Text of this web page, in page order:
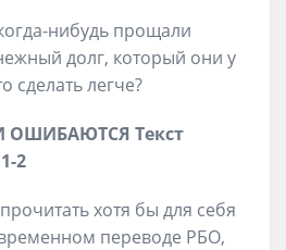
нибудь прощали
долг, который они у
сделать легче?
ОШИБАЮТСЯ Текст
2
хотя бы для себя
переводе РБО,